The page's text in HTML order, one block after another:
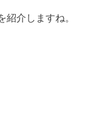
介しますね。